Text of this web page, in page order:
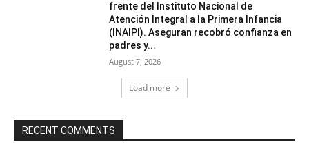
frente del Instituto Nacional de
Atención Integral a la Primera Infancia
(INAIPI). Aseguran recobró confianza en
padres y...
August 7, 2026
Load more
RECENT COMMENTS